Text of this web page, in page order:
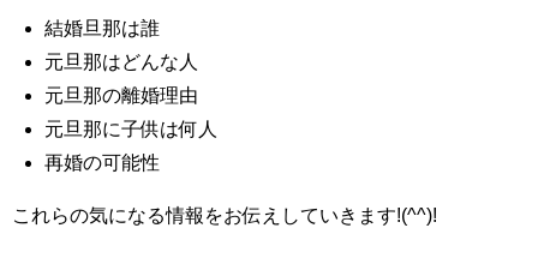
結婚旦那は誰
元旦那はどんな人
元旦那の離婚理由
元旦那に子供は何人
再婚の可能性
これらの気になる情報をお伝えしていきます!(^^)!